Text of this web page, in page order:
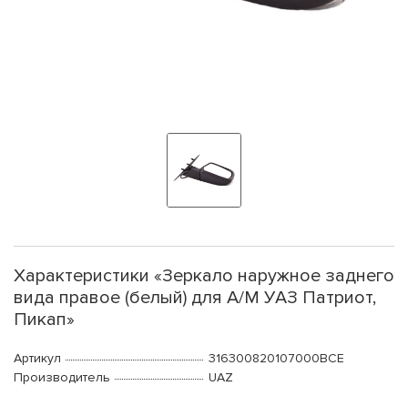
Характеристики «Зеркало наружное заднего
вида правое (белый) для А/М УАЗ Патриот,
Пикап»
Артикул
316300820107000BCE
Производитель
UAZ